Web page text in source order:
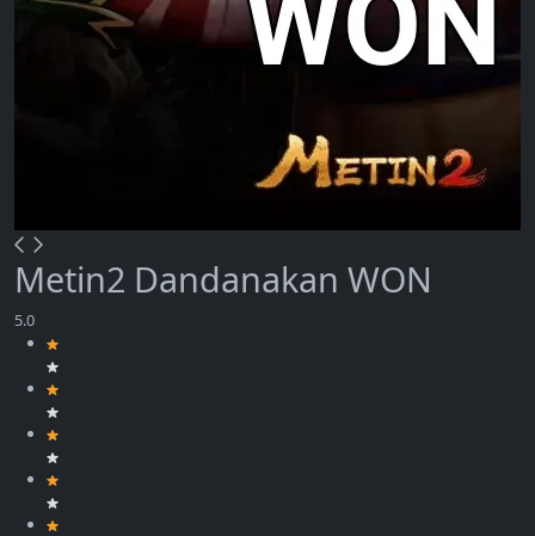
Metin2 Dandanakan WON